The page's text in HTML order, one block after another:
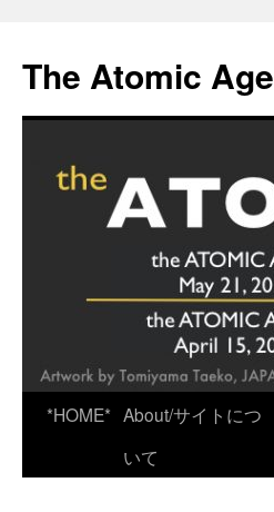
content
The Atomic Age
*HOME* About/サイトにつ
いて